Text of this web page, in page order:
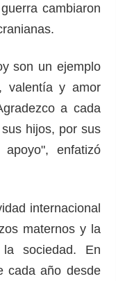
cambiaron
son un ejemplo
valentía y amor
a cada
hijos, por sus
enfatizó
internacional
maternos y la
sociedad. En
cada año desde